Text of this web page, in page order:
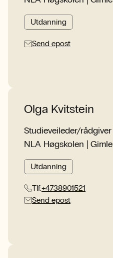
Utdanning
Send epost
Olga Kvitstein
Studieveileder/
NLA Høgskolen |
Utdanning
Tlf:+4738901521
Send epost